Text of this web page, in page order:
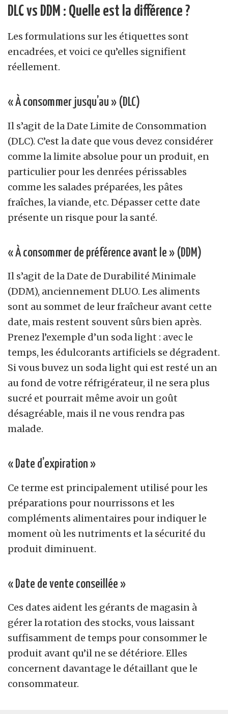
DLC vs DDM : Quelle est la différence ?
Les formulations sur les étiquettes sont
encadrées, et voici ce qu’elles signifient
réellement.
« À consommer jusqu’au » (DLC)
Il s’agit de la Date Limite de Consommation
(DLC). C’est la date que vous devez considérer
comme la limite absolue pour un produit, en
particulier pour les denrées périssables
comme les salades préparées, les pâtes
fraîches, la viande, etc. Dépasser cette date
présente un risque pour la santé.
« À consommer de préférence avant le » (DDM)
Il s’agit de la Date de Durabilité Minimale
(DDM), anciennement DLUO. Les aliments
sont au sommet de leur fraîcheur avant cette
date, mais restent souvent sûrs bien après.
Prenez l’exemple d’un soda light : avec le
temps, les édulcorants artificiels se dégradent.
Si vous buvez un soda light qui est resté un an
au fond de votre réfrigérateur, il ne sera plus
sucré et pourrait même avoir un goût
désagréable, mais il ne vous rendra pas
malade.
« Date d’expiration »
Ce terme est principalement utilisé pour les
préparations pour nourrissons et les
compléments alimentaires pour indiquer le
moment où les nutriments et la sécurité du
produit diminuent.
« Date de vente conseillée »
Ces dates aident les gérants de magasin à
gérer la rotation des stocks, vous laissant
suffisamment de temps pour consommer le
produit avant qu’il ne se détériore. Elles
concernent davantage le détaillant que le
consommateur.